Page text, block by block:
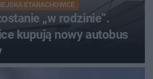
STARACHOWICE
„w rodzinie”.
kupują nowy autobus